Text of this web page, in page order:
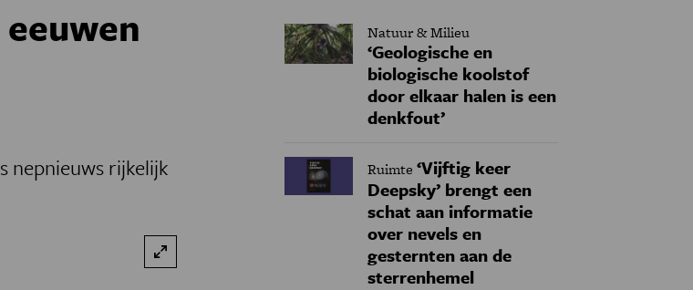
nepnieuws rijkelijk
Natuur & Milieu
‘Geologische en
biologische koolstof
door elkaar halen is een
denkfout’
Ruimte ‘Vijftig keer
Deepsky’ brengt een
schat aan informatie
over nevels en
gesternten aan de
sterrenhemel